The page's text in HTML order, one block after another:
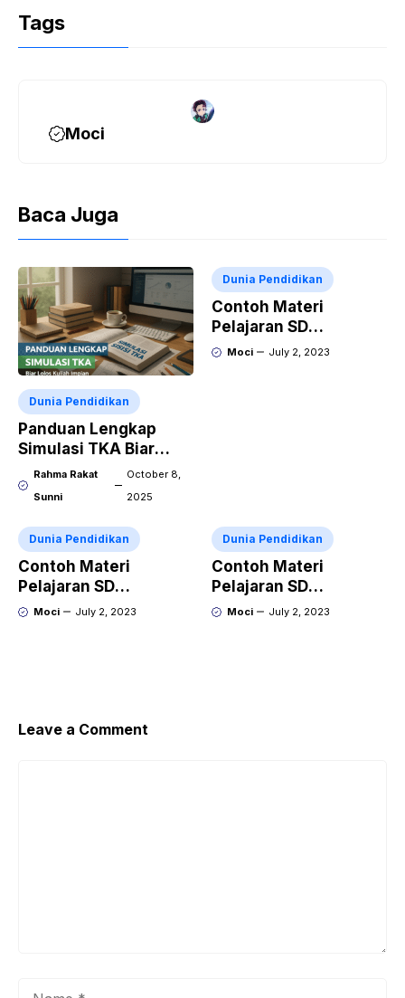
Tags
Moci
Baca Juga
Dunia Pendidikan
Panduan Lengkap
Simulasi TKA Biar
Lolos Kuliah Impian
Rahma Rakat
Sunni
October 8,
2025
Dunia Pendidikan
Contoh Materi
Pelajaran SD
Membaca dan Menulis
Moci July 2, 2023
Dunia Pendidikan
Contoh Materi
Pelajaran SD
Penjumlahan dan
Moci July 2, 2023
Dunia Pendidikan
Contoh Materi
Pelajaran SD
Mengenal Angka dan
Moci July 2, 2023
Leave a Comment